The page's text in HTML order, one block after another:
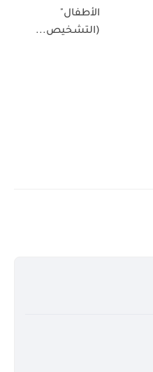
الأطفال"
(التشخيص...